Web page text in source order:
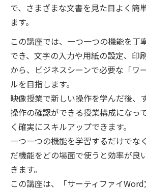
で、さまざまな文書を見た目よく簡
ます。
この講座では、一つ一つの機能を丁
でき、文字の入力や用紙の設定、印
から、ビジネスシーンで必要な「ワ
ルを目指します。
映像授業で新しい操作を学んだ後、
操作の確認ができる授業構成になっ
く確実にスキルアップできます。
一つ一つの機能を学習するだけでな
だ機能をどの場面で使うと効率が良
きます。
この講座は、「サーティファイ